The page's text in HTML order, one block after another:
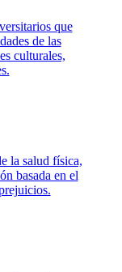
que
de las
culturales,
la salud física,
basada en el